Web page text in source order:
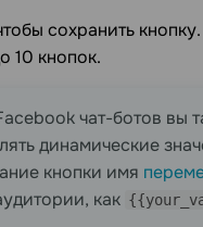
сохранить
10 кнопок.
чат-ботов вы
динамические
кнопки имя
как